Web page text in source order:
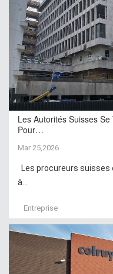
Les Autorités Suisses Se
Pour…
Mar 25,2026
Les procureurs suisses
à...
Entreprise